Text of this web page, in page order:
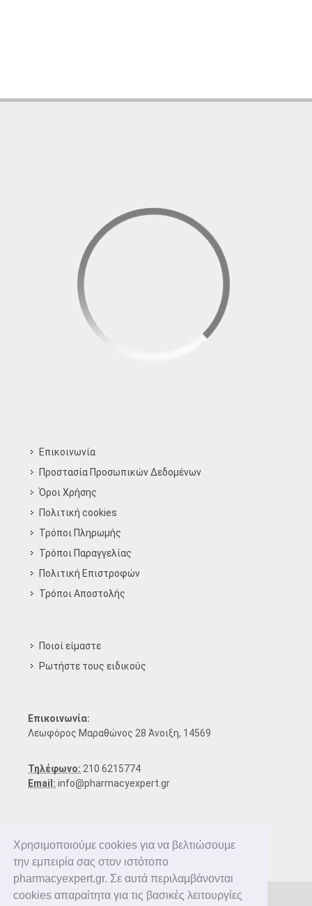
Χρησιμοποιούμε cookies για να βελτιώσουμε
την εμπειρία σας στον ιστότοπο
pharmacyexpert.gr. Σε αυτά περιλαμβάνονται
cookies απαραίτητα για τις βασικές λειτουργίες
Επικοινωνία
Προστασία Προσωπικών Δεδομένων
Όροι Χρήσης
Πολιτική cookies
Τρόποι Πληρωμής
Τρόποι Παραγγελίας
Πολιτική Επιστροφών
Τρόποι Aποστολής
Ποιοί είμαστε
Ρωτήστε τους ειδικούς
Επικοινωνία:
Λεωφόρος Μαραθώνος 28 Άνοιξη, 14569
Τηλέφωνο: 210 6215774
Email: info@pharmacyexpert.gr